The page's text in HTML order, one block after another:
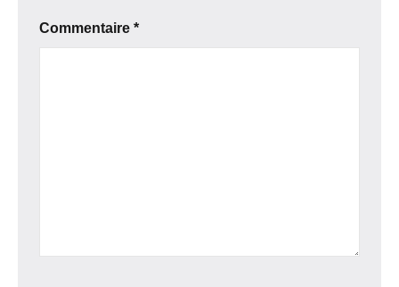
Commentaire *